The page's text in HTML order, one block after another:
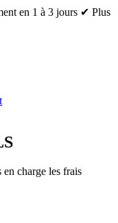
en 1 à 3 jours ✔ Plus
en charge les frais